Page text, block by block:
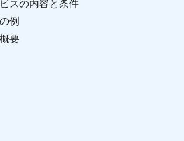
スの内容と条件
例
要